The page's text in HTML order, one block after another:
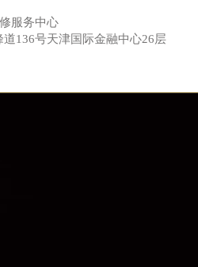
服务中心
136号天津国际金融中心26层